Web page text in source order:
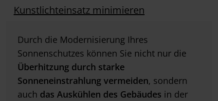
Kunstlichteinsatz minimieren
Durch die Modernisierung Ihres
Sonnenschutzes können Sie nicht nur die
Überhitzung durch starke
Sonneneinstrahlung vermeiden, sondern
auch das Auskühlen des Gebäudes in der